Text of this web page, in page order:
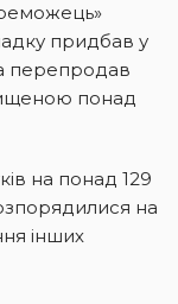
придбав у
перепродав
понад
на понад 129
на
інших